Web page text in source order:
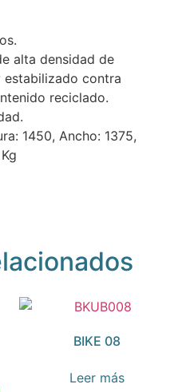
alta densidad de
contra
reciclado.
1450, Ancho: 1375,
BIKE 08
Leer más